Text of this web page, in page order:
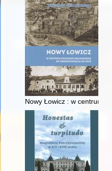
Nowy Łowicz : w centrum